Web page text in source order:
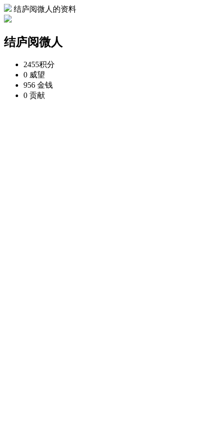
结庐阅微人的资料
结庐阅微人
2455积分
0 威望
956 金钱
0 贡献